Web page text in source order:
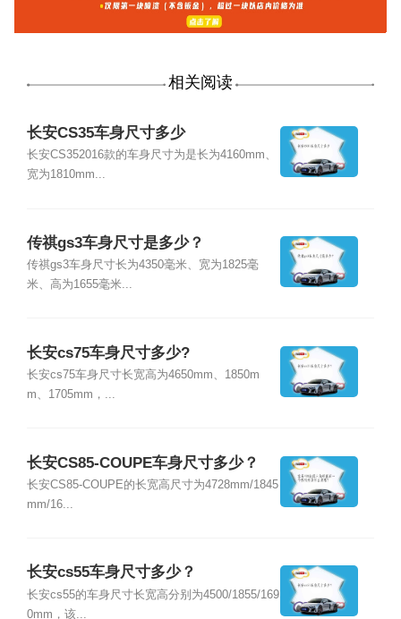
相关阅读
长安CS35车身尺寸多少
长安CS352016款的车身尺寸为是长为4160mm、
宽为1810mm...
传祺gs3车身尺寸是多少？
传祺gs3车身尺寸长为4350毫米、宽为1825毫
米、高为1655毫米...
长安cs75车身尺寸多少?
长安cs75车身尺寸长宽高为4650mm、1850m
m、1705mm，...
长安CS85-COUPE车身尺寸多少？
长安CS85-COUPE的长宽高尺寸为4728mm/1845
mm/16...
长安cs55车身尺寸多少？
长安cs55的车身尺寸长宽高分别为4500/1855/169
0mm，该...